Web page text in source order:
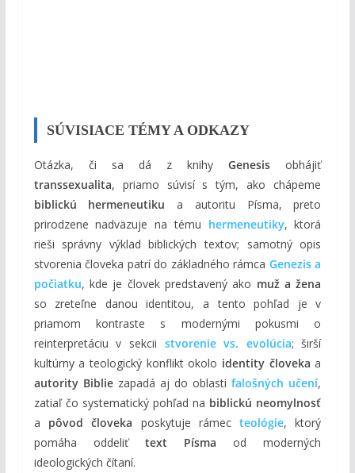
SÚVISIACE TÉMY A ODKAZY
Otázka, či sa dá z knihyGenesis obhájiť
transsexualita, priamo súvisí s tým, ako chápeme
biblickú hermeneutiku a autoritu Písma, preto
prirodzene nadväzuje na tému hermeneutiky, ktorá
rieši správny výklad biblických textov; samotný opis
stvorenia človeka patrí do základného rámca Genezis a
počiatku, kde je človek predstavený ako muž a žena
so zreteľne danou identitou, a tento pohľad je v
priamom kontraste s modernými pokusmi o
reinterpretáciu v sekcii stvorenie vs. evolúcia; širší
kultúrny a teologický konflikt okolo identity človeka a
autority Bibliezapadá aj do oblastifalošných učení,
zatiaľ čo systematický pohľad na biblickú neomylnosť
a pôvod človeka poskytuje rámecteológie, ktorý
pomáha oddeliť text Písma od moderných
ideologických čítaní.